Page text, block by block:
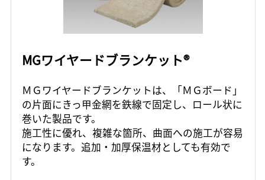
MGワイヤードブランケット®
ＭＧワイヤードブランケットは、「ＭＧボード」
の片面にきっ甲金網を鉄線で固定し、ロール状に
巻いた製品です。
施工性に優れ、複雑な箇所、曲面への施工が容易
になります。追加・加厚保温材としても有効で
す。